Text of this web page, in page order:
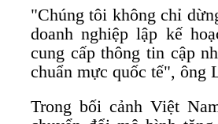
"Chúng tôi không chỉ
doanh nghiệp lập kế
cung cấp thông tin cập
chuẩn mực quốc tế", ông
Trong bối cảnh Việt